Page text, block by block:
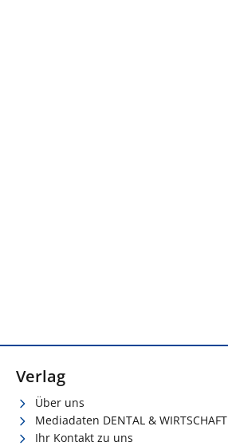
Verlag
Über uns
Mediadaten DENTAL & WIRTSCHAFT
Ihr Kontakt zu uns